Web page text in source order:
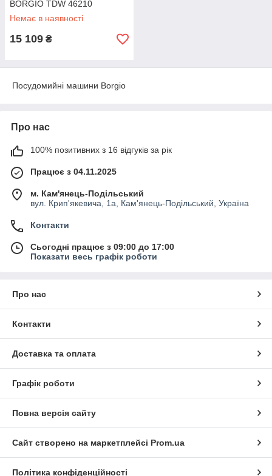
BORGIO TDW 46210
Немає в наявності
15 109 ₴
Посудомийні машини Borgio
Про нас
100% позитивних з 16 відгуків за рік
Працює з 04.11.2025
м. Кам'янець-Подільський
вул. Крип'якевича, 1а, Кам'янець-Подільський, Україна
Контакти
Сьогодні працює з 09:00 до 17:00
Показати весь графік роботи
Про нас
Контакти
Доставка та оплата
Графік роботи
Повна версія сайту
Сайт створено на маркетплейсі Prom.ua
Політика конфіденційності